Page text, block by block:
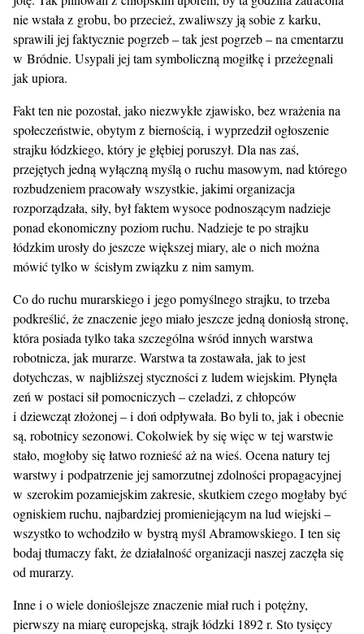
nie wstała z grobu, bo przecież, zwaliwszy ją sobie z karku,
sprawili jej faktycznie pogrzeb – tak jest pogrzeb – na cmentarzu
w Bródnie. Usypali jej tam symboliczną mogiłkę i przeżegnali
jak upiora.
Fakt ten nie pozostał, jako niezwykłe zjawisko, bez wrażenia na
społeczeństwie, obytym z biernością, i wyprzedził ogłoszenie
strajku łódzkiego, który je głębiej poruszył. Dla nas zaś,
przejętych jedną wyłączną myślą o ruchu masowym, nad którego
rozbudzeniem pracowały wszystkie, jakimi organizacja
rozporządzała, siły, był faktem wysoce podnoszącym nadzieje
ponad ekonomiczny poziom ruchu. Nadzieje te po strajku
łódzkim urosły do jeszcze większej miary, ale o nich można
mówić tylko w ścisłym związku z nim samym.
Co do ruchu murarskiego i jego pomyślnego strajku, to trzeba
podkreślić, że znaczenie jego miało jeszcze jedną doniosłą stronę,
która posiada tylko taka szczególna wśród innych warstwa
robotnicza, jak murarze. Warstwa ta zostawała, jak to jest
dotychczas, w najbliższej styczności z ludem wiejskim. Płynęła
zeń w postaci sił pomocniczych – czeladzi, z chłopców
i dziewcząt złożonej – i doń odpływała. Bo byli to, jak i obecnie
są, robotnicy sezonowi. Cokolwiek by się więc w tej warstwie
stało, mogłoby się łatwo roznieść aż na wieś. Ocena natury tej
warstwy i podpatrzenie jej samorzutnej zdolności propagacyjnej
w szerokim pozamiejskim zakresie, skutkiem czego mogłaby być
ogniskiem ruchu, najbardziej promieniejącym na lud wiejski –
wszystko to wchodziło w bystrą myśl Abramowskiego. I ten się
bodaj tłumaczy fakt, że działalność organizacji naszej zaczęła się
od murarzy.
Inne i o wiele donioślejsze znaczenie miał ruch i potężny,
pierwszy na miarę europejską, strajk łódzki 1892 r. Sto tysięcy